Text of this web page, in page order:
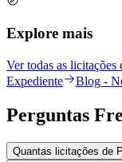
Explore mais
Ver todas as
Expediente
Blog -
Perguntas
Quantas licitações de